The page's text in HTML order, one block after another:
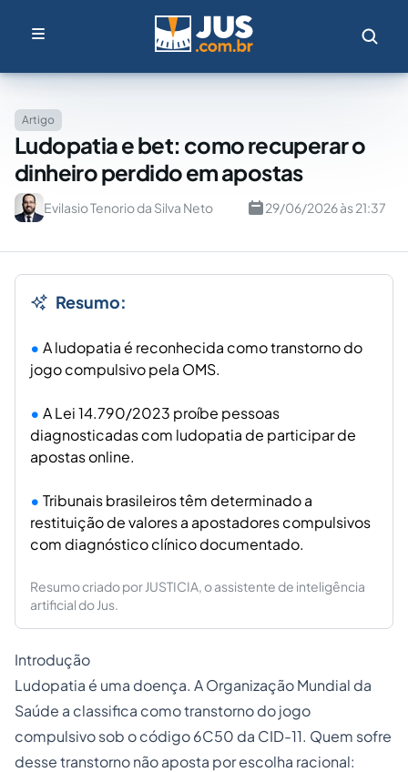
Artigo
Ludopatia e bet: como recuperar o
dinheiro perdido em apostas
Evilasio Tenorio da Silva Neto 29/06/2026 às 21:37
Resumo:
A ludopatia é reconhecida como transtorno do
jogo compulsivo pela OMS.
A Lei 14.790/2023 proíbe pessoas
diagnosticadas com ludopatia de participar de
apostas online.
Tribunais brasileiros têm determinado a
restituição de valores a apostadores compulsivos
com diagnóstico clínico documentado.
Resumo criado por JUSTICIA, o assistente de inteligência
artificial do Jus.
Introdução
Ludopatia é uma doença. A Organização Mundial da
Saúde a classifica como transtorno do jogo
compulsivo sob o código 6C50 da CID-11. Quem sofre
desse transtorno não aposta por escolha racional: